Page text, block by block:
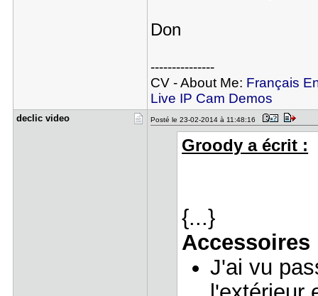
Don
---------------
CV - About Me: Français
Live IP Cam Demos
declic vid​eo Posté le 23-02-2014 à 11:48:16
Groody a écrit :
{...}
Accessoires
J'ai vu